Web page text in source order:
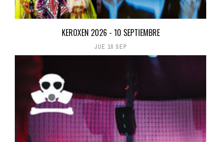
KEROXEN 2026 - 10 SEPTIEMBRE
JUE 10 SEP